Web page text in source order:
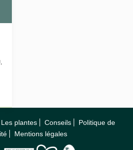
Les plantes Conseils
Politique de
Mentions légales